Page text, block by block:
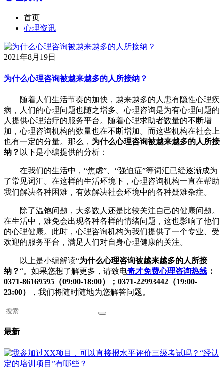
首页
心理资讯
2021年8月19日
为什么心理咨询被越来越多的人所接纳？
随着人们生活节奏的加快，越来越多的人患有隐性心理疾
病，人们的心理问题也随之增多。心理咨询是为有心理问题的
人提供心理治疗的服务平台。随着心理求助者数量的不断增
加，心理咨询机构的数量也在不断增加。而这些机构在社会上
也有一定的分量。那么， 为什么心理咨询被越来越多的人所接
纳？ 以下是小编提供的分析：
在我们的生活中，“焦虑”、“强迫症”等词汇已经逐渐成为
了常见词汇。在这样的生活环境下，心理咨询机构一直在帮助
我们解决各种困难，有效解决社会环境中的各种疑难杂症。
除了温饱问题，大多数人还是比较关注自己的健康问题。
在生活中，难免会出现各种各样的情绪问题，这也影响了他们
的心理健康。此时，心理咨询机构为我们提供了一个专业、受
欢迎的服务平台，满足人们对自身心理健康的关注。
以上是小编解读“为什么心理咨询被越来越多的人所接
纳？“。如果您想了解更多，请致电奇才免费心理咨询热线 ：
0371-86169595（09:00-18:00）；0371-22993442（19:00-
23:00）
，我们将随时随地为您解答问题。
最新